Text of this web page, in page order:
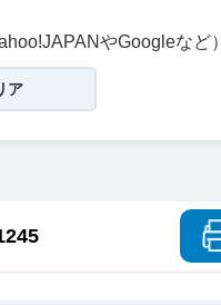
やGoogleなど）